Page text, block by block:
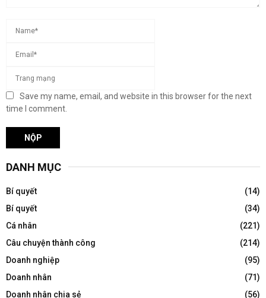
Save my name, email, and website in this browser for the next
time I comment.
DANH MỤC
Bí quyết
(14)
Bí quyết
(34)
Cá nhân
(221)
Câu chuyện thành công
(214)
Doanh nghiệp
(95)
Doanh nhân
(71)
Doanh nhân chia sẻ
(56)